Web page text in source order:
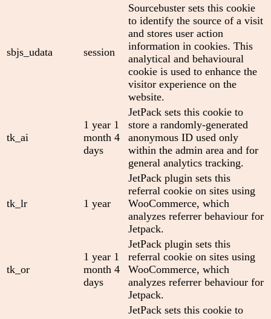
sbjs_udata session
Sourcebuster sets this cookie
to identify the source of a visit
and stores user action
information in cookies. This
analytical and behavioural
cookie is used to enhance the
visitor experience on the
website.
tk_ai
1 year 1
month 4
days
JetPack sets this cookie to
store a randomly-generated
anonymous ID used only
within the admin area and for
general analytics tracking.
tk_lr 1 year
JetPack plugin sets this
referral cookie on sites using
WooCommerce, which
analyzes referrer behaviour for
Jetpack.
tk_or
1 year 1
month 4
days
JetPack plugin sets this
referral cookie on sites using
WooCommerce, which
analyzes referrer behaviour for
Jetpack.
JetPack sets this cookie to